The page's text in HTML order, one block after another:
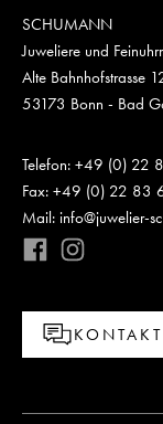
SCHUMANN
Juweliere und
Alte Bahnhofstrasse
53173 Bonn - Bad
Telefon: +49 (0) 22
Fax: +49 (0) 22 83
Mail: info@juwelier-